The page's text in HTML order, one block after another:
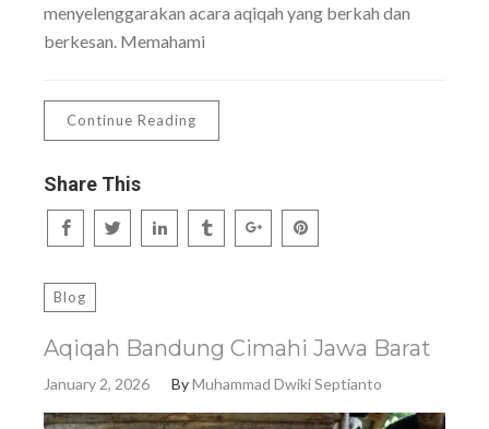
menyelenggarakan acara aqiqah yang berkah dan
berkesan. Memahami
Continue Reading
Share This
Blog
Aqiqah Bandung Cimahi Jawa Barat
January 2, 2026 ByMuhammad Dwiki Septianto